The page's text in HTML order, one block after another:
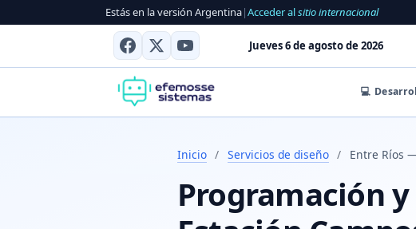
Estás en la versión Argentina|Acceder alsitio internacional
Jueves 6 de agosto de 2026
💻
Inicio / Servicios de diseño / Entre Ríos
Programación